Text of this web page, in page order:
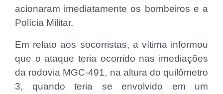
acionaram imediatamente os bombeiros e a
Polícia Militar.
Em relato aos socorristas, a vítima informou
que o ataque teria ocorrido nas imediações
da rodovia MGC-491, na altura do quilômetro
3, quando teria se envolvido em um